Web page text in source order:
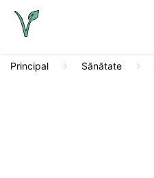
Principal Sănătate